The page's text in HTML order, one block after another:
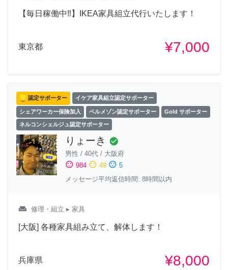
【毎日稼働中‼︎】IKEA家具組立代行いたします！
東京都 ¥7,000
認定サポーター イケア家具組立認定サポーター
シェアワーカー保険加入 ベルメゾン認定サポーター Gold サポーター
ネルコンシェルジュ認定サポーター
りょーき check_circle
男性 / 40代 / 大阪府
sentiment_satisfied 984 sentiment_neutral 49 sentiment_dissatisfied 5
メッセージ平均返信時間: 8時間以内
weekend 修理・組立 ▸ 家具
[大阪] 各種家具組み立て、解体します！
兵庫県 ¥8,000